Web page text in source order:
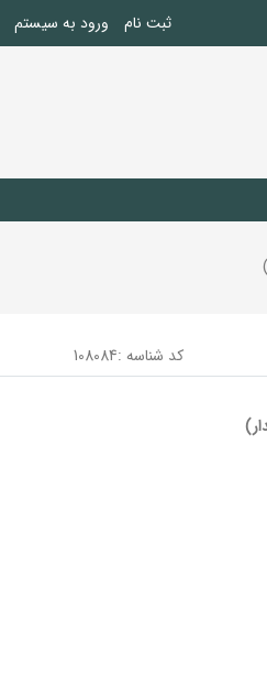
ثبت نام ورود به سیستم
کد شناسه :108084